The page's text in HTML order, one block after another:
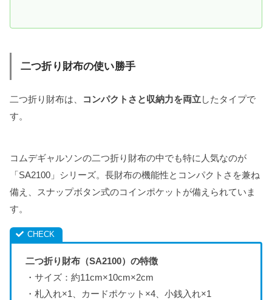
二つ折り財布の使い勝手
二つ折り財布は、 コンパクトさと収納力を両立したタイプで
す。
コムデギャルソンの二つ折り財布の中でも特に人気なのが
「SA2100」シリーズ。長財布の機能性とコンパクトさを兼ね
備え、スナップボタン式のコインポケットが備えられていま
す。
二つ折り財布（SA2100）の特徴
・サイズ：約11cm×10cm×2cm
・札入れ×1、カードポケット×4、小銭入れ×1